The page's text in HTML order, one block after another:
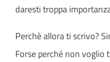
daresti troppa
Perchè allora ti scrivo?
Forse perché non